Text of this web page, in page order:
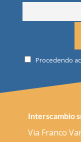
Procedendo
Interscambio
Via Franco